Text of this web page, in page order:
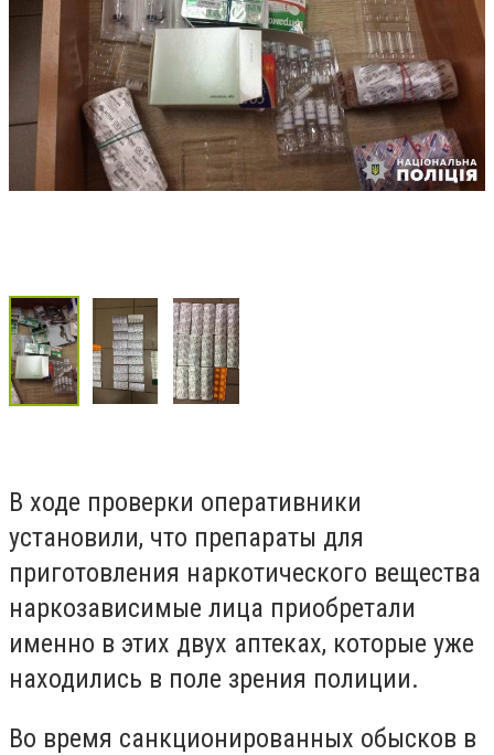
В ходе проверки оперативники
установили, что препараты для
приготовления наркотического вещества
наркозависимые лица приобретали
именно в этих двух аптеках, которые уже
находились в поле зрения полиции.
Во время санкционированных обысков в